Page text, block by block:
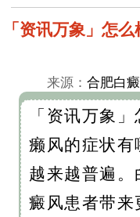
「资讯万象」怎
来源： 合肥白
「资讯万象
癞风的症状有
越来越普遍。
癜风患者带来